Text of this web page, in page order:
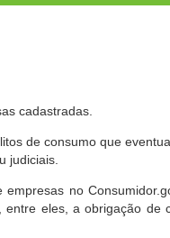
cadastradas.
de consumo que
judiciais.
no
eles, a obrigação de